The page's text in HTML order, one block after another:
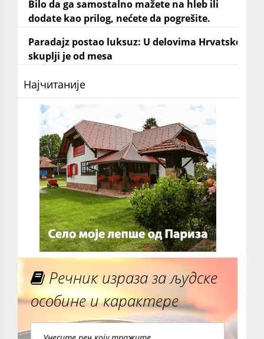
Bilo da ga samostalno mažete na hleb ili
dodate kao prilog, nećete da pogrešite.
Paradajz postao luksuz: U delovima Hrvatske
skuplji je od mesa
Најчитаније
Речник израза за људске
особине и карактере